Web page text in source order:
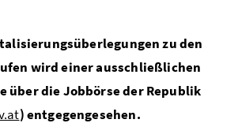
zu den
wird einer ausschließlichen
über die Jobbörse der Republik
) entgegengesehen.